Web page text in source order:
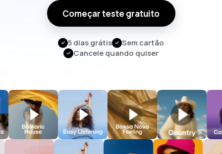
Começar teste gratuito
5 dias grátis
Sem cartão
Cancele quando quiser